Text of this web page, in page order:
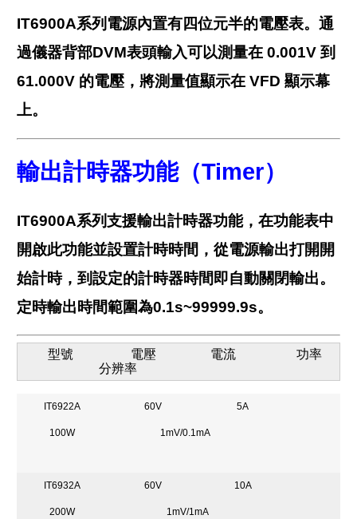
IT6900A系列電源內置有四位元半的電壓表。通
過儀器背部DVM表頭輸入可以測量在 0.001V 到
61.000V 的電壓，將測量值顯示在 VFD 顯示幕
上。
輸出計時器功能（Timer）
IT6900A系列支援輸出計時器功能，在功能表中
開啟此功能並設置計時時間，從電源輸出打開開
始計時，到設定的計時器時間即自動關閉輸出。
定時輸出時間範圍為0.1s~99999.9s。
型號 電壓 電流 功率
分辨率
IT6922A 60V 5A
100W 1mV/0.1mA
IT6932A 60V 10A
200W 1mV/1mA